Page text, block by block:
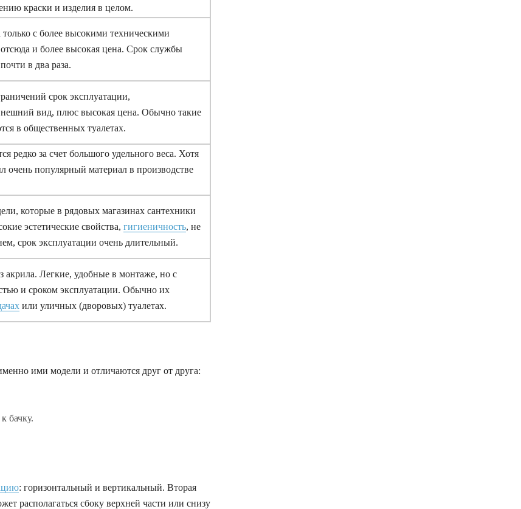
краски и изделия в целом.
с более высокими техническими
и более высокая цена. Срок службы
в два раза.
срок эксплуатации,
вид, плюс высокая цена. Обычно такие
в общественных туалетах.
редко за счет большого удельного веса. Хотя
очень популярный материал в производстве
которые в рядовых магазинах сантехники
эстетические свойства, гигиеничность, не
срок эксплуатации очень длительный.
акрила. Легкие, удобные в монтаже, но с
и сроком эксплуатации. Обычно их
или уличных (дворовых) туалетах.
ими модели и отличаются друг от друга:
бачку.
: горизонтальный и вертикальный. Вторая
располагаться сбоку верхней части или снизу